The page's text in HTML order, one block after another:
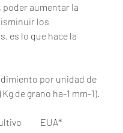
aumentar la
los
es lo que hace la
por unidad de
de grano ha-1 mm-1).
Cultivo	EUA*